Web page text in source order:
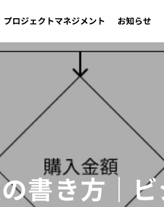
プロジェクトマネジメント お知らせ
書き方｜